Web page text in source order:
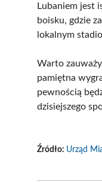
Lubaniem jest
boisku, gdzie
lokalnym
Warto
pamiętna
pewnością
dzisiejszego
Źródło: Urząd